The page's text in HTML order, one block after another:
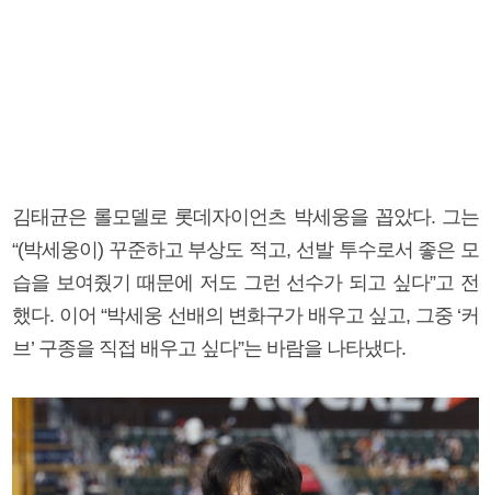
김태균은 롤모델로 롯데자이언츠 박세웅을 꼽았다. 그는
“(박세웅이) 꾸준하고 부상도 적고, 선발 투수로서 좋은 모
습을 보여줬기 때문에 저도 그런 선수가 되고 싶다”고 전
했다. 이어 “박세웅 선배의 변화구가 배우고 싶고, 그중 ‘커
브’ 구종을 직접 배우고 싶다”는 바람을 나타냈다.